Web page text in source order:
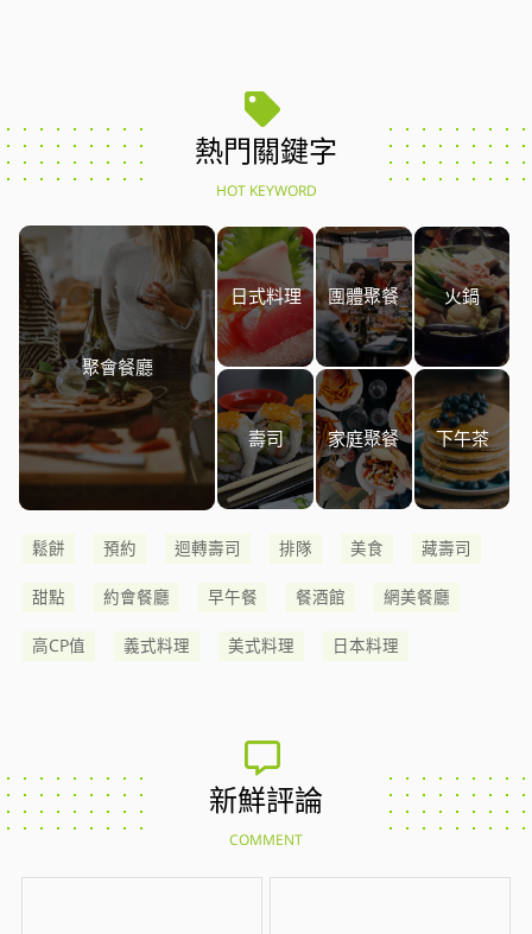
熱門關鍵字
HOT KEYWORD
聚會餐廳
日式料理 團體聚餐 火鍋
壽司 家庭聚餐 下午茶
鬆餅 預約 迴轉壽司 排隊 美食 藏壽司
甜點 約會餐廳 早午餐 餐酒館 網美餐廳
高CP值 義式料理 美式料理 日本料理
新鮮評論
COMMENT